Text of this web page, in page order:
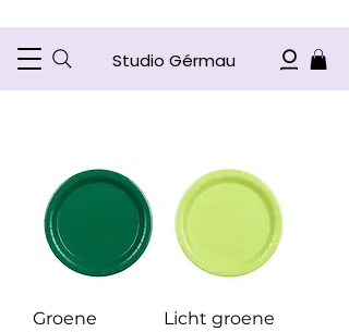
Studio Gérmau
Groene
Licht groene